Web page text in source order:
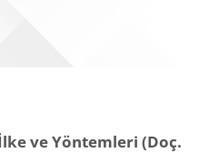
ve Yöntemleri (Doç.